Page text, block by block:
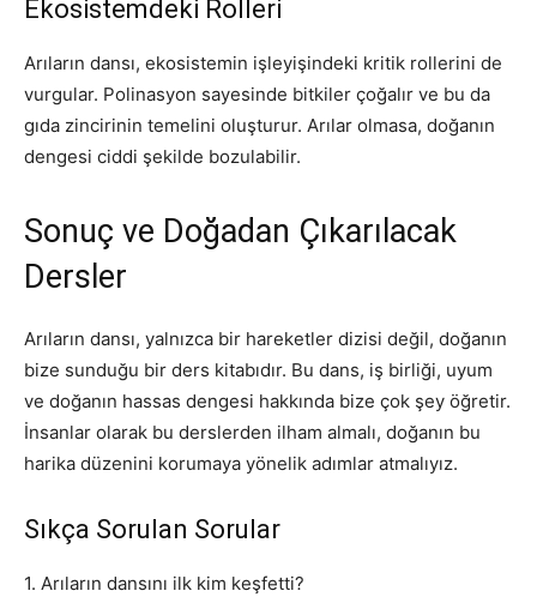
Ekosistemdeki Rolleri
Arıların dansı, ekosistemin işleyişindeki kritik rollerini de
vurgular. Polinasyon sayesinde bitkiler çoğalır ve bu da
gıda zincirinin temelini oluşturur. Arılar olmasa, doğanın
dengesi ciddi şekilde bozulabilir.
Sonuç ve Doğadan Çıkarılacak
Dersler
Arıların dansı, yalnızca bir hareketler dizisi değil, doğanın
bize sunduğu bir ders kitabıdır. Bu dans, iş birliği, uyum
ve doğanın hassas dengesi hakkında bize çok şey öğretir.
İnsanlar olarak bu derslerden ilham almalı, doğanın bu
harika düzenini korumaya yönelik adımlar atmalıyız.
Sıkça Sorulan Sorular
1. Arıların dansını ilk kim keşfetti?